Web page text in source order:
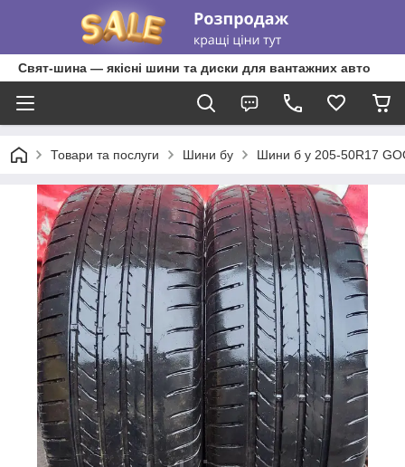
Свят-шина — якісні шини та диски для вантажних авто
Товари та послуги Шини бу Шини б у 205-50R17